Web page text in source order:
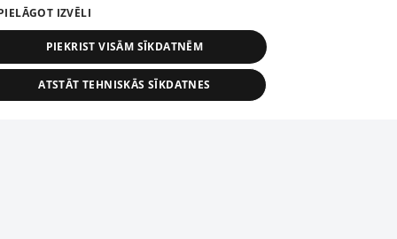
IZVĒLI
PIEKRIST VISĀM SĪKDATNĒM
ATSTĀT TEHNISKĀS SĪKDATNES